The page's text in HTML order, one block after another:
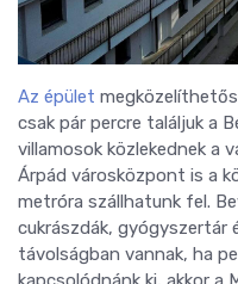
Az épület
csak pár percre találjuk a
villamosok közlekednek a
Árpád városközpont is a
metróra szállhatunk fel.
cukrászdák, gyógyszertár
távolságban vannak, ha